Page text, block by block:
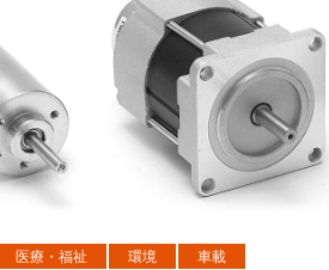
医療・福祉 環境 車載